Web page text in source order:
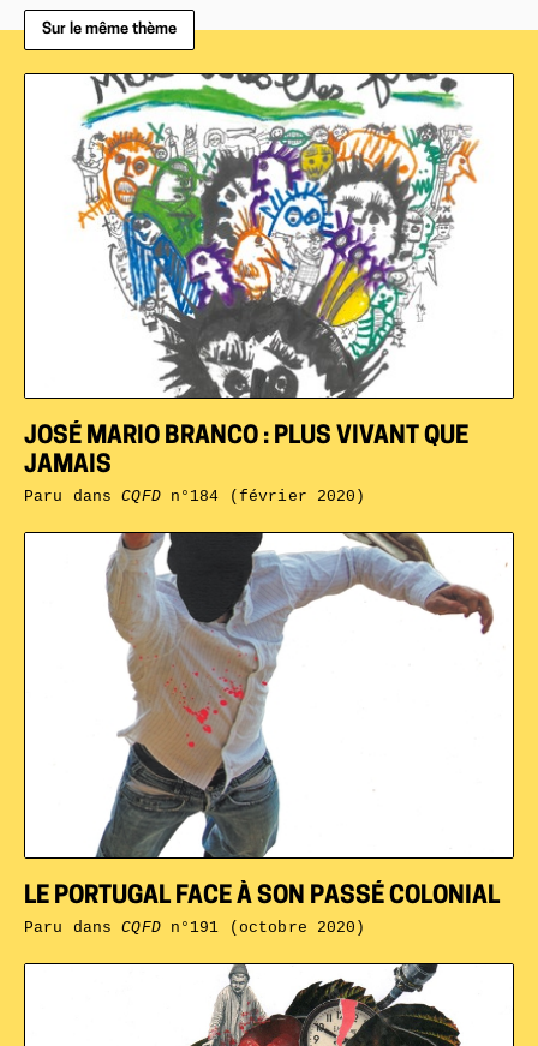
Sur le même thème
LE PORTUGAL FACE À SON PASSÉ COLONIAL
Paru dansCQFDn°191 (octobre 2020)
JOSÉ MARIO BRANCO : PLUS VIVANT QUE
JAMAIS
Paru dansCQFDn°184 (février 2020)